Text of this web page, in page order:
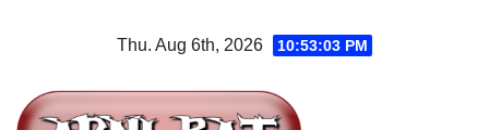
Thu. Aug 6th, 2026 10:53:03 PM